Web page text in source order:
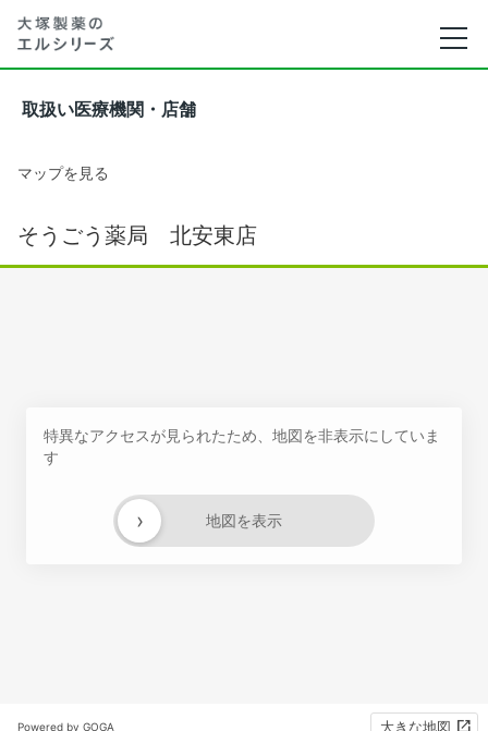
取扱い医療機関・店舗
マップを見る
そうごう薬局 北安東店
特異なアクセスが見られたため、地図を非表示にしていま
す
地図を表示
›
Powered by GOGA 大きな地図